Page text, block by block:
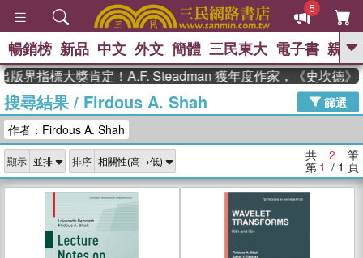
5
GO
熱搜： 東野圭吾 高希均教授回憶錄
、 The Odyssey 、 父親節 、 如果歷
獎 臺灣漫遊錄 、 方念華 、 台灣的李
登輝時代
數學女孩：黎曼猜想 、
偉大的迷走神經
暢銷榜 新品 中文 外文 簡體 三民東大 電子書 親子
版界指標大獎肯定！A.F. Steadman 獲年度作家，《史坎德》
搜尋結果/ Firdous A. Shah
篩選
作者：Firdous A. Shah
顯示 排序 共 2 筆
第 1 / 1 頁